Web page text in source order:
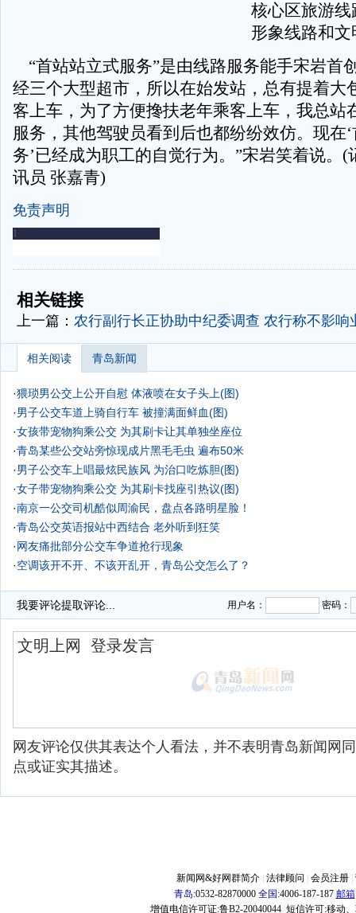
核心区旅游
形象线路和
“首站站立式服务”是由线路服务能手宋岩首
经三个大型超市，所以在始发站，总有提着大
客上车，为了方便搀扶老年乘客上车，我总站
服务，其他驾驶员看到后也都纷纷效仿。现在
务’已经成为职工的自觉行为。”宋岩笑着说。(
讯员 张嘉青)
免责声明
-
相关链接
上一篇： 农行副行长正协助中纪委调查 农行称不影响
相关阅读 青岛新闻
·猥琐男公交上公开自慰 体液喷在女子头上(图)
·男子公交车道上骑自行车 被撞满面鲜血(图)
·女孩带宠物狗乘公交 为其刷卡让其单独坐座位
·青岛某些公交站旁惊现成片黑毛毛虫 遍布50米
·男子公交车上唱最炫民族风 为治口吃炼胆(图)
·女子带宠物狗乘公交 为其刷卡找座引热议(图)
·南京一公交司机酷似周渝民，盘点各路明星脸！
·青岛公交英语报站中西结合 老外听到狂笑
·网友痛批部分公交车争道抢行现象
·空调该开不开、不该开乱开，青岛公交怎么了？
我要评论提取评论... 用户名： 密码：
网友评论仅供其表达个人看法，并不表明青岛新闻网
点或证实其描述。